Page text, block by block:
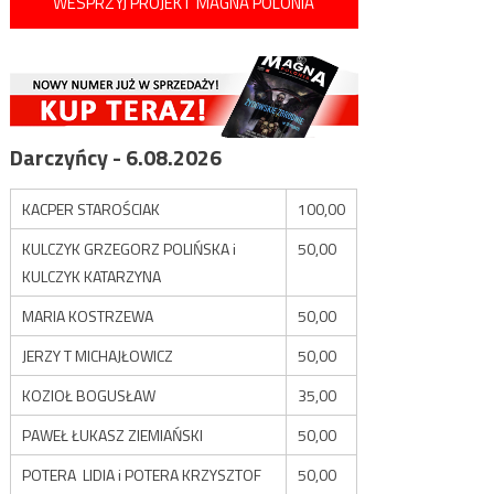
Darczyńcy - 6.08.2026
KACPER STAROŚCIAK
100,00
KULCZYK GRZEGORZ POLIŃSKA i
KULCZYK KATARZYNA
50,00
MARIA KOSTRZEWA
50,00
JERZY T MICHAJŁOWICZ
50,00
KOZIOŁ BOGUSŁAW
35,00
PAWEŁ ŁUKASZ ZIEMIAŃSKI
50,00
POTERA LIDIA i POTERA KRZYSZTOF
50,00